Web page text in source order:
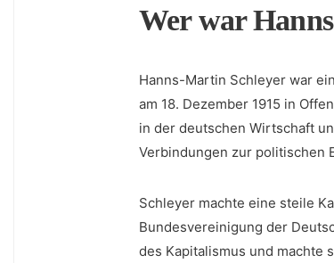
Wer war
Hanns-Martin ⁣Schleyer⁤ war
am‌ 18.⁣ Dezember 1915 in
in der deutschen Wirtschaft
Verbindungen zur ⁣politischen
Schleyer‌ machte eine steile
Bundesvereinigung der
des Kapitalismus und machte